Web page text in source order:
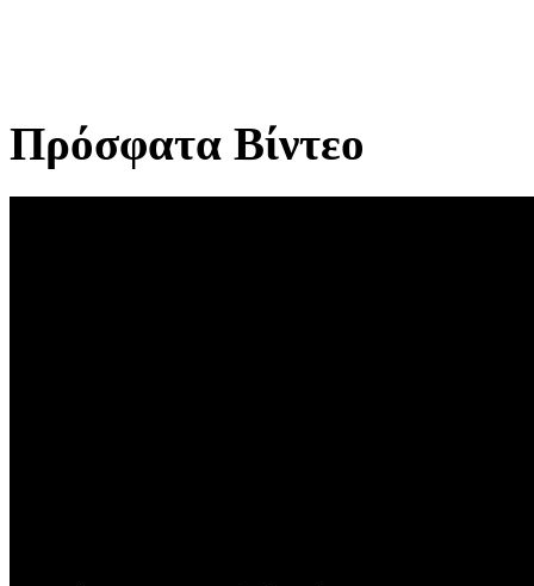
Πρόσφατα Βίντεο